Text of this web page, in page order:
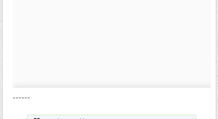
------